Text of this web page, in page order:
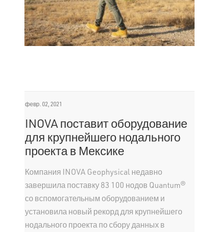
февр. 02, 2021
INOVA поставит оборудование
для крупнейшего нодального
проекта в Мексике
Компания INOVA Geophysical недавно
завершила поставку 83 100 нодов Quantum®
со вспомогательным оборудованием и
установила новый рекорд для крупнейшего
нодального проекта по сбору данных в